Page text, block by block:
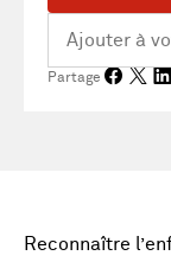
Partage
Reconnaître